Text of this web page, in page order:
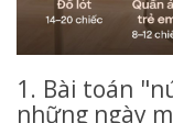
1. Bài toán
những ngày